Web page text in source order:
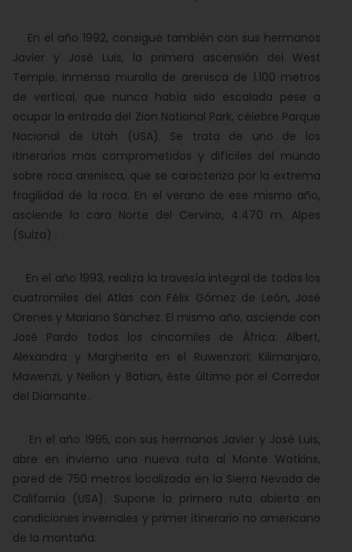
En el año 1992, consigue también con sus hermanos
Javier y José Luis, la primera ascensión del West
Temple, inmensa muralla de arenisca de 1.100 metros
de vertical, que nunca había sido escalada pese a
ocupar la entrada del Zion National Park, célebre Parque
Nacional de Utah (USA). Se trata de uno de los
itinerarios más comprometidos y difíciles del mundo
sobre roca arenisca, que se caracteriza por la extrema
fragilidad de la roca. En el verano de ese mismo año,
asciende la cara Norte del Cervino, 4.470 m. Alpes
(Suiza) .
En el año 1993, realiza la travesía integral de todos los
cuatromiles del Atlas con Félix Gómez de León, José
Orenes y Mariano Sánchez. El mismo año, asciende con
José Pardo todos los cincomiles de África: Albert,
Alexandra y Margherita en el Ruwenzori; Kilimanjaro,
Mawenzi, y Nelion y Batian, éste último por el Corredor
del Diamante.
En el año 1995, con sus hermanos Javier y José Luis,
abre en invierno una nueva ruta al Monte Watkins,
pared de 750 metros localizada en la Sierra Nevada de
California (USA). Supone la primera ruta abierta en
condiciones invernales y primer itinerario no americano
de la montaña.